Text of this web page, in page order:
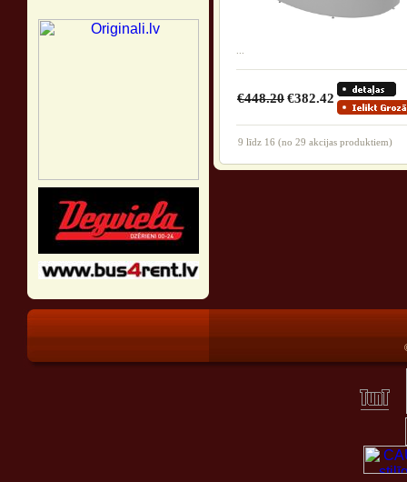
€448.20€382.42
9 līdz 16 (no 29 akcijas produktiem)